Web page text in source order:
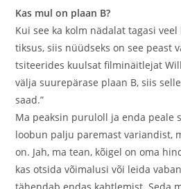
Kas mul on plaan B?
Kui see ka kolm nädalat tagasi
tiksus, siis nüüdseks on see peast
tsiteerides kuulsat filminäitlejat
välja suurepärase plaan B, siis
saad.”
Ma peaksin puruloll ja enda peale
loobun palju paremast variandist,
on. Jah, ma tean, kõigel on oma
kas otsida võimalusi või leida